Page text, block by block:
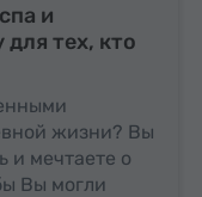
и
тех, кто
жизни? Вы
и мечтаете о
Вы могли